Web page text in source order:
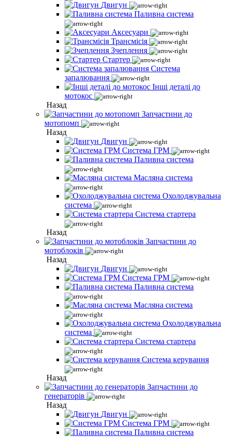
Двигун
Паливна система
Аксесуари
Трансмісія
Зчеплення
Стартер
Система
запалювання
Інші деталі до
мотокос
Назад
Запчастини до
мотопомп
Назад
Двигун
Система ГРМ
Паливна система
Масляна система
Охолоджувальна
система
Система стартера
Назад
Запчастини до
мотоблоків
Назад
Двигун
Система ГРМ
Паливна система
Масляна система
Охолоджувальна
система
Система стартера
Система керування
Назад
Запчастини до
генераторів
Назад
Двигун
Система ГРМ
Паливна система